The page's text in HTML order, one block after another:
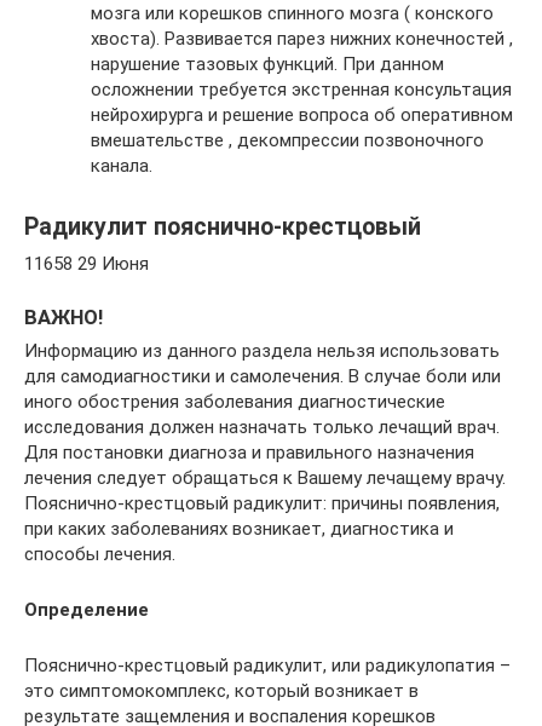
мозга или корешков спинного мозга ( конского
хвоста). Развивается парез нижних конечностей ,
нарушение тазовых функций. При данном
осложнении требуется экстренная консультация
нейрохирурга и решение вопроса об оперативном
вмешательстве , декомпрессии позвоночного
канала.
Радикулит пояснично-крестцовый
11658 29 Июня
ВАЖНО!
Информацию из данного раздела нельзя использовать
для самодиагностики и самолечения. В случае боли или
иного обострения заболевания диагностические
исследования должен назначать только лечащий врач.
Для постановки диагноза и правильного назначения
лечения следует обращаться к Вашему лечащему врачу.
Пояснично-крестцовый радикулит: причины появления,
при каких заболеваниях возникает, диагностика и
способы лечения.
Определение
Пояснично-крестцовый радикулит, или радикулопатия –
это симптомокомплекс, который возникает в
результате защемления и воспаления корешков